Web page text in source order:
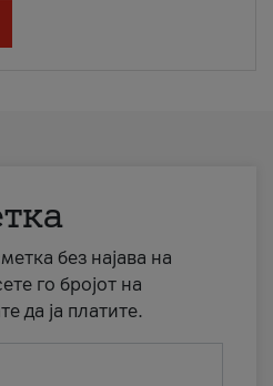
без најава на
го бројот на
да ја платите.